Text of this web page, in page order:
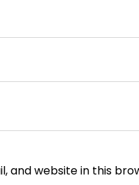
and website in this